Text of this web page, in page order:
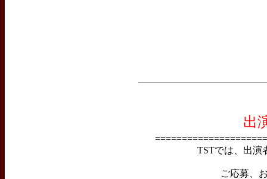
出
TSTでは、出演
ご応募、